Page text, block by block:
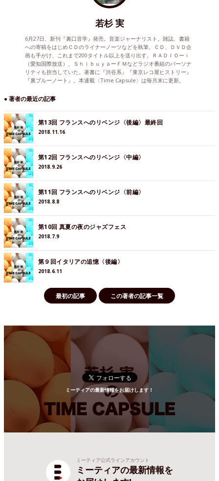
若杉 実
6月27日、新刊『裏口音学』発売。音楽ジャーナリスト。雑誌、書籍
への寄稿をはじめＣＤのライナーノーツなどを執筆。ＣＤ、ＤＶＤ企
画も手がけ、これまで200タイトル以上を送り出す。ＲＡＤＩＯーｉ
（愛知国際放送）、ＳｈｉｂｕｙａーＦＭなどラジオ番組のパーソナ
リティも担当していた。著書に『渋谷系』『東京レコ屋ヒストリー』
『裏ブルーノート』。本連載〈Time Capsule〉は毎月末に更新。
● 著者の最近の記事
第13回 フランスへのリベンジ〈後編〉最終回
2018.11.16
第12回 フランスへのリベンジ〈中編〉
2018.9.26
第11回 フランスへのリベンジ〈前編〉
2018.8.8
第10回 真夏の夜のジャズフェス
2018.7.9
第９回イタリアの追憶〈後編〉
2018.6.11
最初の記事 この著者の記事一覧
ミーティアの最新情報をお届けします！
ミーティア公式ラインアカウント
ミーティアの最新情報を